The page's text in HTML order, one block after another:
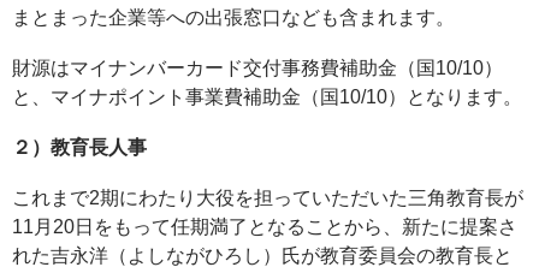
まとまった企業等への出張窓口なども含まれます。
財源はマイナンバーカード交付事務費補助金（国10/10）
と、マイナポイント事業費補助金（国10/10）となります。
２）教育長人事
これまで2期にわたり大役を担っていただいた三角教育長が
11月20日をもって任期満了となることから、新たに提案さ
れた吉永洋（よしながひろし）氏が教育委員会の教育長と